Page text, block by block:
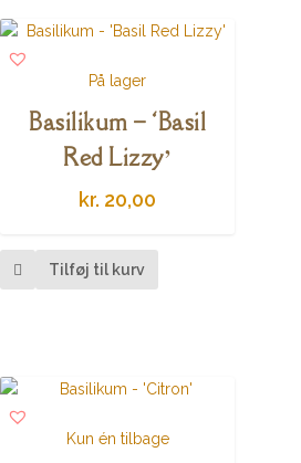
På lager
Basilikum – ‘Basil
Red Lizzy’
kr. 20,00
Tilføj til kurv
Kun én tilbage